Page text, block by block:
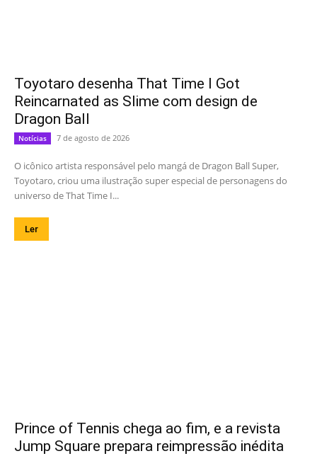
Toyotaro desenha That Time I Got
Reincarnated as Slime com design de
Dragon Ball
Notícias 7 de agosto de 2026
O icônico artista responsável pelo mangá de Dragon Ball Super,
Toyotaro, criou uma ilustração super especial de personagens do
universo de That Time I...
Ler
Prince of Tennis chega ao fim, e a revista
Jump Square prepara reimpressão inédita